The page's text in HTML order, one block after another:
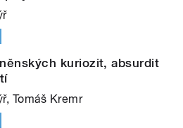
kuriozit, absurdit
Tomáš Kremr